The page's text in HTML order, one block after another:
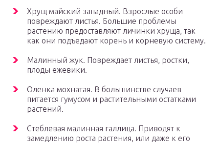
Хрущ майский западный. Взрослые особи
повреждают листья. Большие проблемы
растению предоставляют личинки хруща, так
как они подъедают корень и корневую систему.
Малинный жук. Повреждает листья, ростки,
плоды ежевики.
Оленка мохнатая. В большинстве случаев
питается гумусом и растительными остатками
растений.
Стеблевая малинная галлица. Приводят к
замедлению роста растения, или даже к его